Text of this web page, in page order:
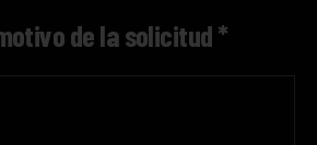
de la solicitud *